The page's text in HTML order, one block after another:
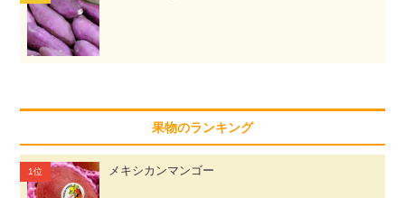
果物のランキング
メキシカンマンゴー